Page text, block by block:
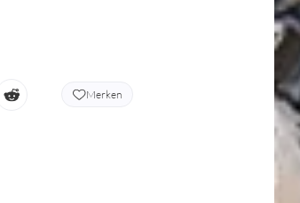
Merken